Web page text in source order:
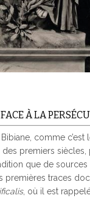
À LA
Bibiane, comme
premiers siècles,
que de sources
premières traces
, où il est